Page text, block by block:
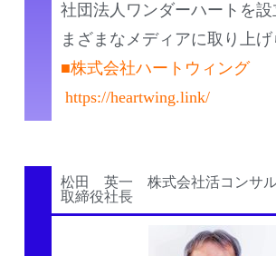
社団法人ワンダーハートを設
まざまなメディアに取り上げ
■株式会社ハートウィング
https://heartwing.link/
松田 英一 株式会社活コンサ
取締役社長